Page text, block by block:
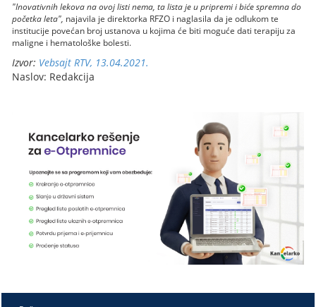
"Inovativnih lekova na ovoj listi nema, ta lista je u pripremi i biće spremna do
početka leta", najavila je direktorka RFZO i naglasila da je odlukom te
institucije povećan broj ustanova u kojima će biti moguće dati terapiju za
maligne i hematološke bolesti.
Izvor: Vebsajt RTV, 13.04.2021.
Naslov: Redakcija